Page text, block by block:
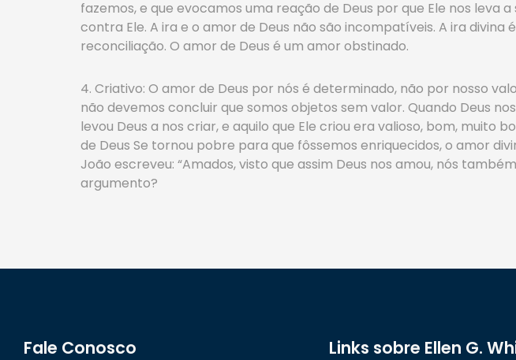
fazemos, e que evocamos uma reação de Deus por que Ele nos leva
contra Ele. A ira e o amor de Deus não são incompatíveis. A ira
reconciliação. O amor de Deus é um amor obstinado.
4. Criativo: O amor de Deus por nós é determinado, não por nosso
não devemos concluir que somos objetos sem valor. Quando Deus
levou Deus a nos criar, e aquilo que Ele criou era valioso, bom, muito
de Deus Se tornou pobre para que fôssemos enriquecidos, o amor
João escreveu: “Amados, visto que assim Deus nos amou, nós
argumento?
Fale Conosco Links sobre Ellen G.